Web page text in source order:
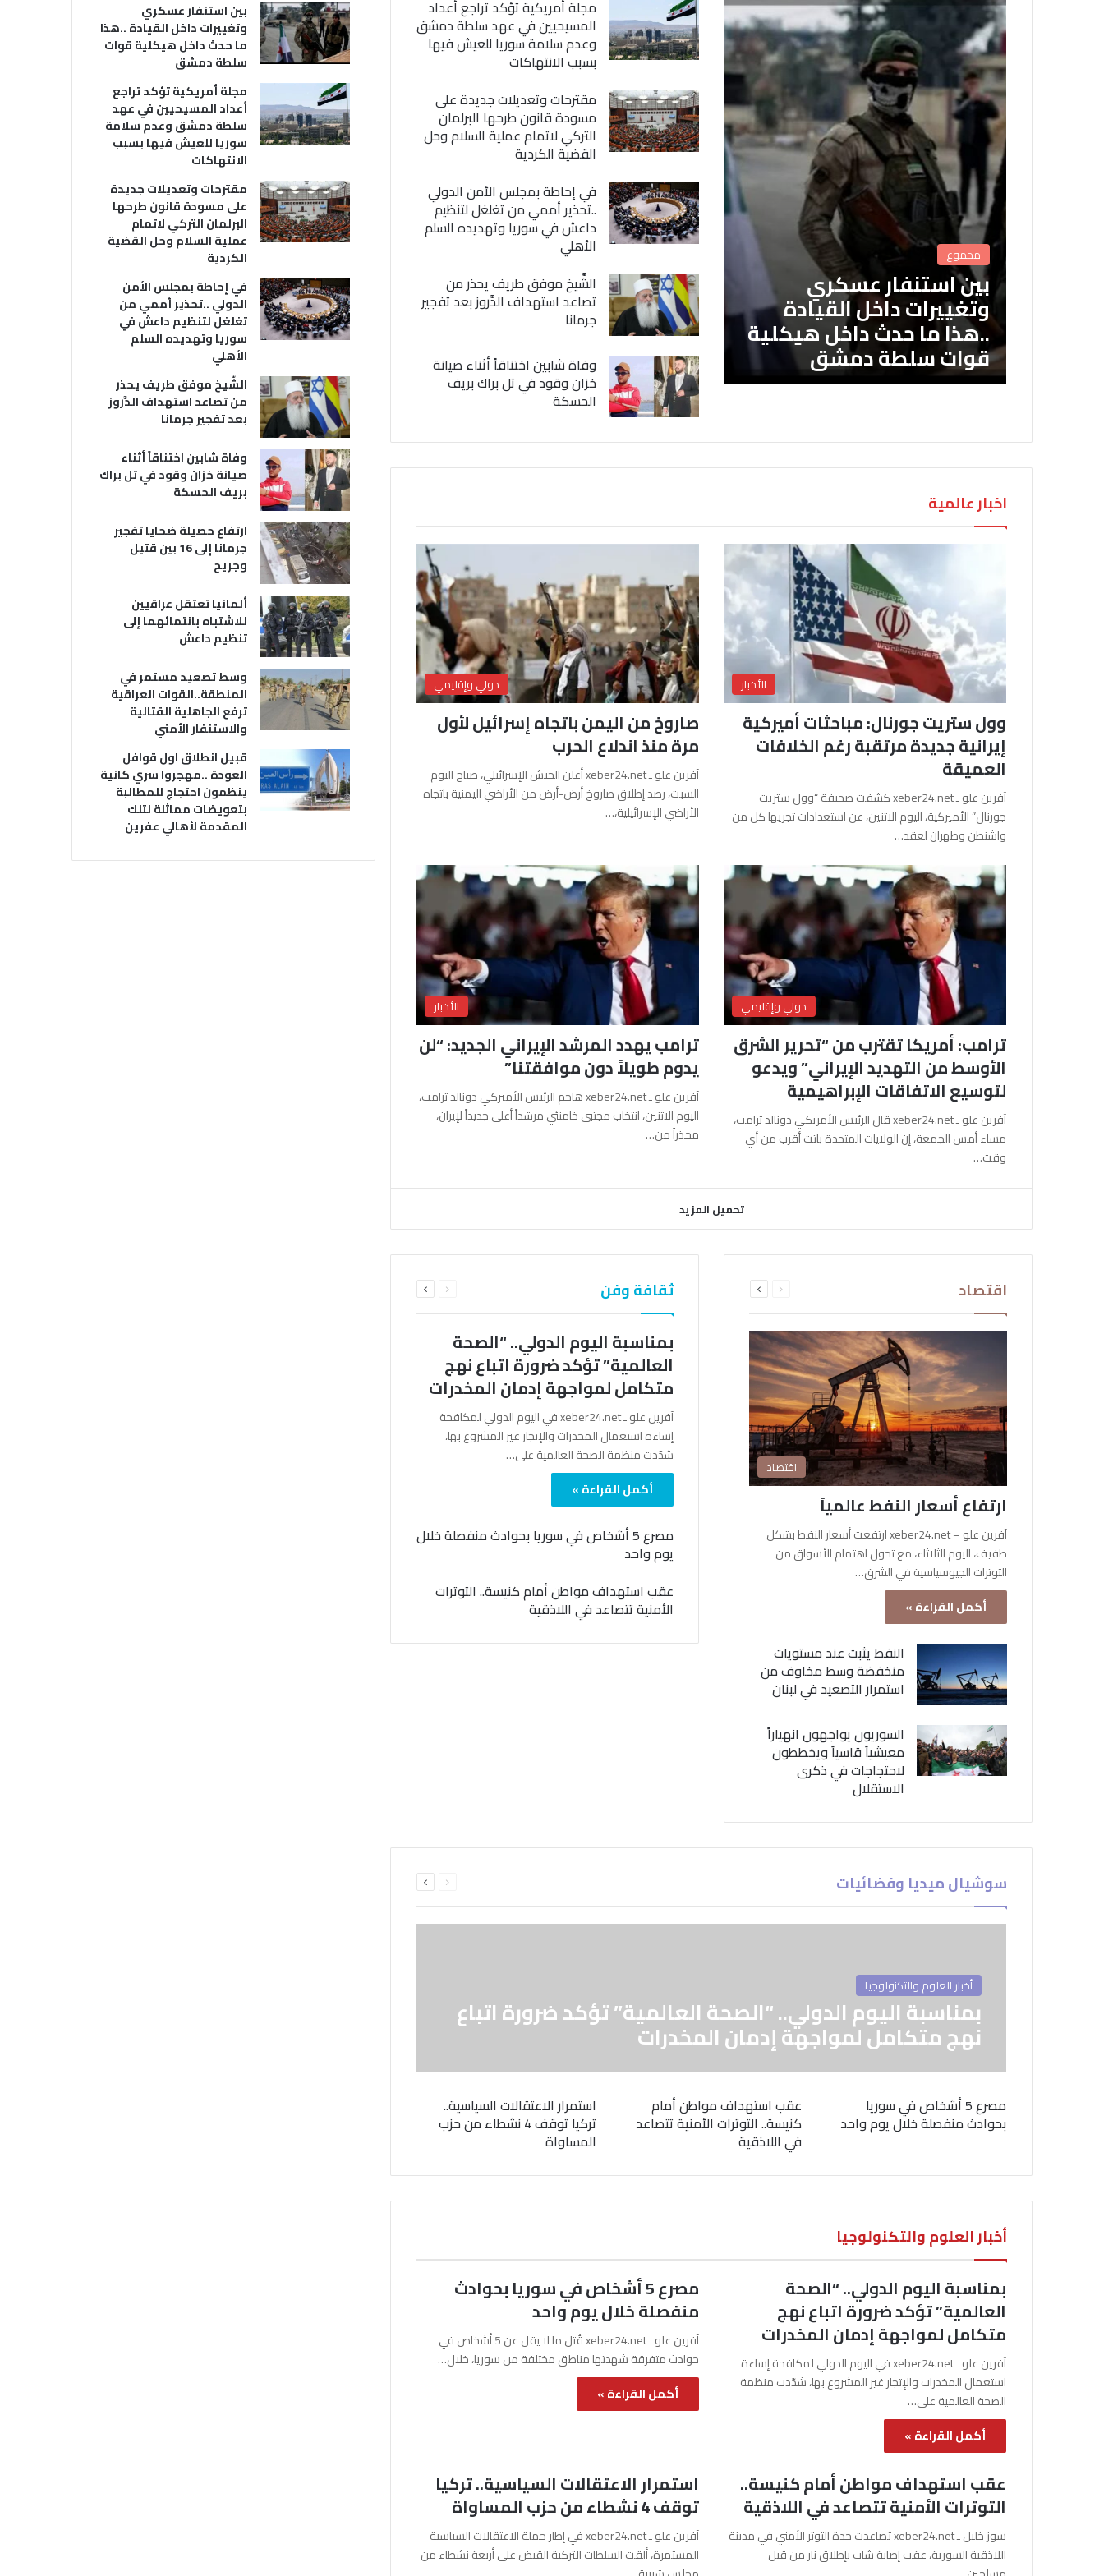
مجموع
بين استنفار عسكري
وتغييرات داخل القيادة
..هذا ما حدث داخل هيكلية
قوات سلطة دمشق
مجلة أمريكية تؤكد تراجع أعداد
المسيحيين في عهد سلطة دمشق
وعدم سلامة سوريا للعيش فيها
بسبب الانتهاكات
مقترحات وتعديلات جديدة على
مسودة قانون طرحها البرلمان
التركي لاتمام عملية السلام وحل
القضية الكردية
في إحاطة بمجلس الأمن الدولي
..تحذير أممي من تغلغل لتنظيم
داعش في سوريا وتهديده السلم
الأهلي
الشَّيخ موفق طريف يحذر من
تصاعد استهداف الدَّروز بعد تفجير
جرمانا
وفاة شابين اختناقاً أثناء صيانة
خزان وقود في تل براك بريف
الحسكة
اخبار عالمية
الأخبار
وول ستريت جورنال: مباحثات أميركية
إيرانية جديدة مرتقبة رغم الخلافات
العميقة
آفرين علو ـ xeber24.net كشفت صحيفة “وول ستريت
جورنال” الأميركية، اليوم الاثنين، عن استعدادات تجريها كل من
واشنطن وطهران لعقد…
دولي وإقليمي
صاروخ من اليمن باتجاه إسرائيل لأول
مرة منذ اندلاع الحرب
آفرين علو ـ xeber24.net أعلن الجيش الإسرائيلي، صباح اليوم
السبت، رصد إطلاق صاروخ أرض-أرض من الأراضي اليمنية باتجاه
الأراضي الإسرائيلية،…
دولي وإقليمي
ترامب: أمريكا تقترب من “تحرير الشرق
الأوسط من التهديد الإيراني” ويدعو
لتوسيع الاتفاقات الإبراهيمية
آفرين علو ـ xeber24.net قال الرئيس الأمريكي دونالد ترامب،
مساء أمس الجمعة، إن الولايات المتحدة باتت أقرب من أي
وقت…
الأخبار
ترامب يهدد المرشد الإيراني الجديد: “لن
يدوم طويلاً دون موافقتنا”
آفرين علو ـ xeber24.net هاجم الرئيس الأميركي دونالد ترامب،
اليوم الاثنين، انتخاب مجتبى خامنئي مرشداً أعلى جديداً لإيران،
محذراً من…
تحميل المزيد
اقتصاد الصفحةالصفحة
اقتصاد
ارتفاع أسعار النفط عالمياً
آفرين علو – xeber24.net ارتفعت أسعار النفط بشكل
طفيف، اليوم الثلاثاء، مع تحول اهتمام الأسواق من
التوترات الجيوسياسية في الشرق…
أكمل القراءة »
النفط يثبت عند مستويات
منخفضة وسط مخاوف من
استمرار التصعيد في لبنان
السوريون يواجهون انهياراً
معيشياً قاسياً ويخططون
لاحتجاجات في ذكرى
الاستقلال
ثقافة وفن الصفحةالصفحة
بمناسبة اليوم الدولي.. “الصحة
العالمية” تؤكد ضرورة اتباع نهج
متكامل لمواجهة إدمان المخدرات
آفرين علو ـ xeber24.net في اليوم الدولي لمكافحة
إساءة استعمال المخدرات والإتجار غير المشروع بها،
شدّدت منظمة الصحة العالمية على…
أكمل القراءة »
مصرع 5 أشخاص في سوريا بحوادث منفصلة خلال
يوم واحد
عقب استهداف مواطن أمام كنيسة.. التوترات
الأمنية تتصاعد في اللاذقية
سوشيال ميديا وفضائيات الصفحةالصفحة
أخبار العلوم والتكنولوجيا
بمناسبة اليوم الدولي.. “الصحة العالمية” تؤكد ضرورة اتباع
نهج متكامل لمواجهة إدمان المخدرات
مصرع 5 أشخاص في سوريا
بحوادث منفصلة خلال يوم واحد
عقب استهداف مواطن أمام
كنيسة.. التوترات الأمنية تتصاعد
في اللاذقية
استمرار الاعتقالات السياسية..
تركيا توقف 4 نشطاء من حزب
المساواة
أخبار العلوم والتكنولوجيا
بمناسبة اليوم الدولي.. “الصحة
العالمية” تؤكد ضرورة اتباع نهج
متكامل لمواجهة إدمان المخدرات
آفرين علو ـ xeber24.net في اليوم الدولي لمكافحة إساءة
استعمال المخدرات والإتجار غير المشروع بها، شدّدت منظمة
الصحة العالمية على…
أكمل القراءة »
مصرع 5 أشخاص في سوريا بحوادث
منفصلة خلال يوم واحد
آفرين علو ـ xeber24.net قُتل ما لا يقل عن 5 أشخاص في
حوادث متفرقة شهدتها مناطق مختلفة من سوريا، خلال…
أكمل القراءة »
عقب استهداف مواطن أمام كنيسة..
التوترات الأمنية تتصاعد في اللاذقية
سوز خليل ـ xeber24.net تصاعدت حدة التوتر الأمني في مدينة
اللاذقية السورية، عقب إصابة شاب بإطلاق نار من قبل
استمرار الاعتقالات السياسية.. تركيا
توقف 4 نشطاء من حزب المساواة
آفرين علو ـ xeber24.net في إطار حملة الاعتقالات السياسية
المستمرة، ألقت السلطات التركية القبض على أربعة نشطاء من
بين استنفار عسكري
وتغييرات داخل القيادة ..هذا
ما حدث داخل هيكلية قوات
سلطة دمشق
مجلة أمريكية تؤكد تراجع
أعداد المسيحيين في عهد
سلطة دمشق وعدم سلامة
سوريا للعيش فيها بسبب
الانتهاكات
مقترحات وتعديلات جديدة
على مسودة قانون طرحها
البرلمان التركي لاتمام
عملية السلام وحل القضية
الكردية
في إحاطة بمجلس الأمن
الدولي ..تحذير أممي من
تغلغل لتنظيم داعش في
سوريا وتهديده السلم
الأهلي
الشَّيخ موفق طريف يحذر
من تصاعد استهداف الدَّروز
بعد تفجير جرمانا
وفاة شابين اختناقاً أثناء
صيانة خزان وقود في تل براك
بريف الحسكة
ارتفاع حصيلة ضحايا تفجير
جرمانا إلى 16 بين قتيل
وجريح
ألمانيا تعتقل عراقيين
للاشتباه بانتمائهما إلى
تنظيم داعش
وسط تصعيد مستمر في
المنطقة..القوات العراقية
ترفع الجاهلية القتالية
والاستنفار الأمني
قبيل انطلاق اول قوافل
العودة ..مهجروا سري كانية
ينظمون احتجاج للمطالبة
بتعويضات مماثلة لتلك
المقدمة لأهالي عفرين